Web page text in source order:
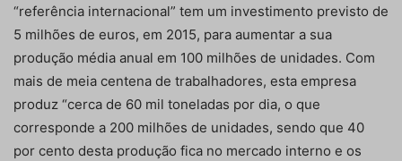
“referência internacional” tem um investimento previsto de
5 milhões de euros, em 2015, para aumentar a sua
produção média anual em 100 milhões de unidades. Com
mais de meia centena de trabalhadores, esta empresa
produz “cerca de 60 mil toneladas por dia, o que
corresponde a 200 milhões de unidades, sendo que 40
por cento desta produção fica no mercado interno e os